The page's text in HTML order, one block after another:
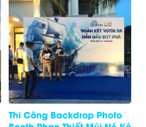
Thi Công Backdrop Photo